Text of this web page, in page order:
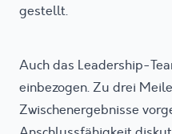
gestellt.
Auch das Leadership-
einbezogen. Zu drei
Zwischenergebnisse